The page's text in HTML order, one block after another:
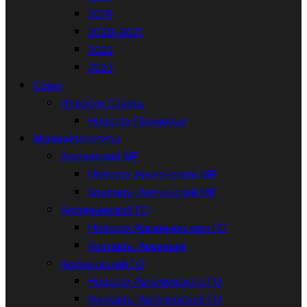
2019
2020-2021
2022
2023
Совет
Новости Совета
Новости Приморья
Муниципалитеты
Анучинский МР
Новости Анучинского МР
Контакты Анучинский МР
Арсеньевский ГО
Новости Арсеньевского ГО
Контакты Арсеньев
Артемовский ГО
Новости Артемовского ГО
Контакты Артемовский ГО